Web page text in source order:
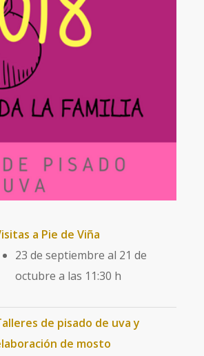
a Pie de Viña
23 de septiembre al 21 de
octubre a las 11:30 h
de pisado de uva y
de mosto